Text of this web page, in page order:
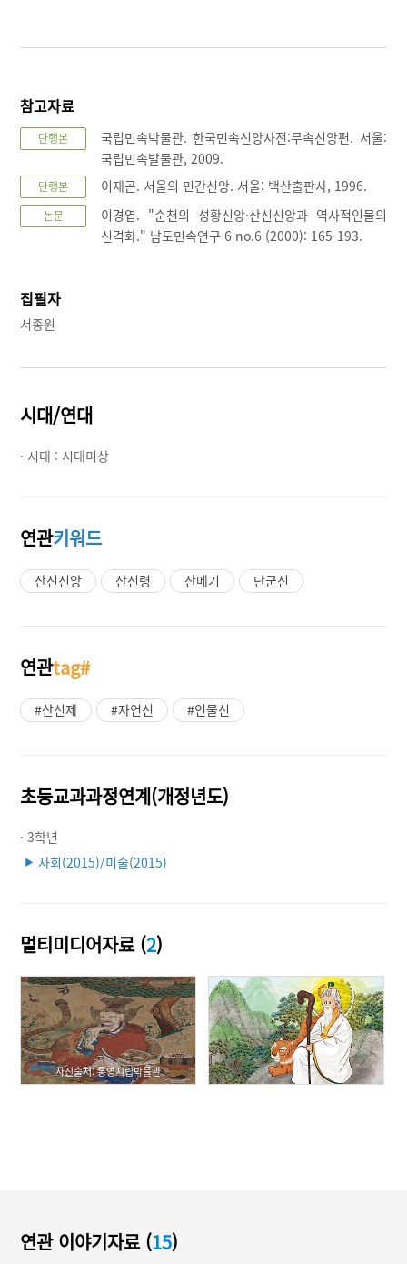
참고자료
단행본
국립민속박물관. 한국민속신앙사전:무속신앙편. 서울:
국립민속발물관, 2009.
단행본 이재곤. 서울의 민간신앙. 서울: 백산출판사, 1996.
논문
이경엽. "순천의 성황신앙·산신신앙과 역사적인물의
신격화." 남도민속연구 6 no.6 (2000): 165-193.
집필자
서종원
시대/연대
· 시대 : 시대미상
연관키워드
산신신앙 산신령 산메기 단군신
연관tag#
#산신제 #자연신 #인물신
초등교과과정연계(개정년도)
· 3학년
▶ 사회(2015)/미술(2015)
멀티미디어자료 (2)
사진출처: 통영시립박물관
연관 이야기자료 (15)